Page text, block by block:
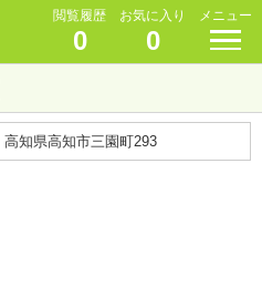
閲覧履歴
0
お気に入り
0
メニュー
高知県高知市三園町293